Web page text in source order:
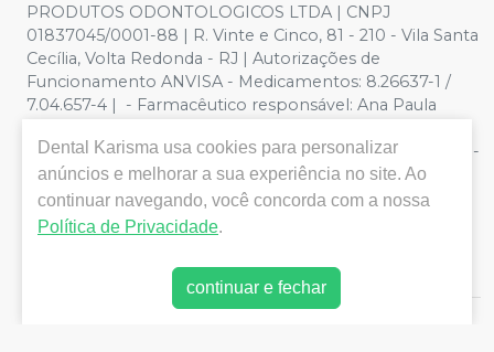
PRODUTOS ODONTOLOGICOS LTDA | CNPJ
01837045/0001-88 | R. Vinte e Cinco, 81 - 210 - Vila Santa
Cecília, Volta Redonda - RJ | Autorizações de
Funcionamento ANVISA - Medicamentos: 8.26637-1 /
7.04.657-4 | - Farmacêutico responsável: Ana Paula
Privacidade e Segurança - Fotos meramente ilustrativas -
Os preços e condições da loja virtual estão sujeitos a
alterações. Em caso de divergência de preços no site, o
valor válido é o do Carrinho de Compra. Não vendemos
atender compras de grandes volumes pelo site.
Dental Karisma usa cookies para personalizar
anúncios e melhorar a sua experiência no site. Ao
continuar navegando, você concorda com a nossa
Política de Privacidade.
continuar e fechar